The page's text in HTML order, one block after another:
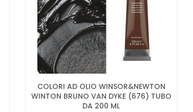
COLORI AD OLIO WINSOR&NEWTON
WINTON BRUNO VAN DYKE (676) TUBO
DA 200 ML